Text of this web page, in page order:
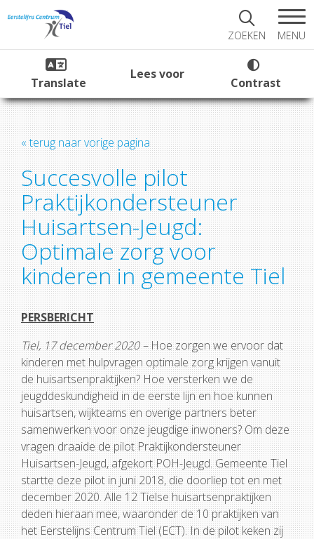
ZOEKEN MENU
Translate
Lees voor
Contrast
« terug naar vorige pagina
Succesvolle pilot
Praktijkondersteuner
Huisartsen-Jeugd:
Optimale zorg voor
kinderen in gemeente Tiel
PERSBERICHT
Tiel, 17 december 2020 –Hoe zorgen we ervoor dat
kinderen met hulpvragen optimale zorg krijgen vanuit
de huisartsenpraktijken? Hoe versterken we de
jeugddeskundigheid in de eerste lijn en hoe kunnen
huisartsen, wijkteams en overige partners beter
samenwerken voor onze jeugdige inwoners? Om deze
vragen draaide de pilot Praktijkondersteuner
Huisartsen-Jeugd, afgekort POH-Jeugd. Gemeente Tiel
startte deze pilot in juni 2018, die doorliep tot en met
december 2020. Alle 12 Tielse huisartsenpraktijken
deden hieraan mee, waaronder de 10 praktijken van
het Eerstelijns Centrum Tiel (ECT). In de pilot keken zij